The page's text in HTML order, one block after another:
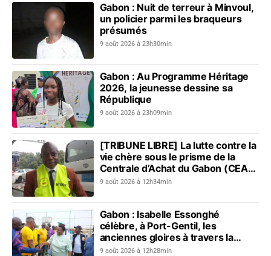
Gabon : Nuit de terreur à Minvoul,
un policier parmi les braqueurs
présumés
9 août 2026 à 23h30min
Gabon : Au Programme Héritage
2026, la jeunesse dessine sa
République
9 août 2026 à 23h09min
[TRIBUNE LIBRE] La lutte contre la
vie chère sous le prisme de la
Centrale d’Achat du Gabon (CEAG)
: le constat du Réseau pour...
9 août 2026 à 12h34min
Gabon : Isabelle Essonghé
célèbre, à Port-Gentil, les
anciennes gloires à travers la
première édition du Tournoi des
9 août 2026 à 12h28min